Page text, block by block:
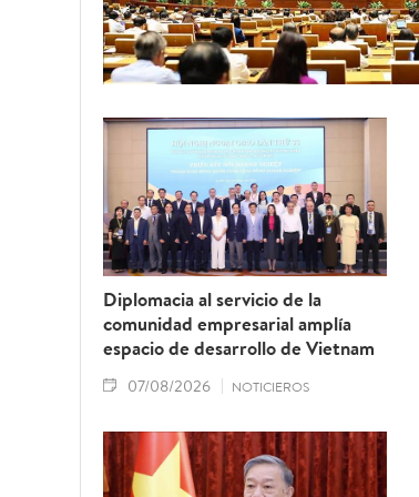
Diplomacia al servicio de la
comunidad empresarial amplía
espacio de desarrollo de Vietnam
07/08/2026 NOTICIEROS